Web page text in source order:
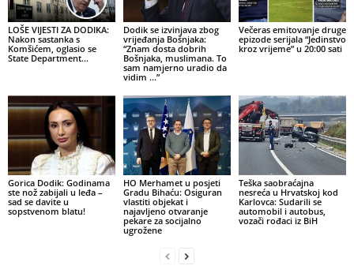
LOŠE VIJESTI ZA DODIKA:
Nakon sastanka s
Komšićem, oglasio se
State Department…
Dodik se izvinjava zbog
vrijeđanja Bošnjaka:
“Znam dosta dobrih
Bošnjaka, muslimana. To
sam namjerno uradio da
vidim …”
Večeras emitovanje druge
epizode serijala “Jedinstvo
kroz vrijeme” u 20:00 sati
Gorica Dodik: Godinama
ste nož zabijali u leđa –
sad se davite u
sopstvenom blatu!
HO Merhamet u posjeti
Gradu Bihaću: Osiguran
vlastiti objekat i
najavljeno otvaranje
pekare za socijalno
ugrožene
Teška saobraćajna
nesreća u Hrvatskoj kod
Karlovca: Sudarili se
automobil i autobus,
vozači rođaci iz BiH